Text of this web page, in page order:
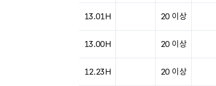
13.01H 20 이상
13.00H 20 이상
12.23H 20 이상